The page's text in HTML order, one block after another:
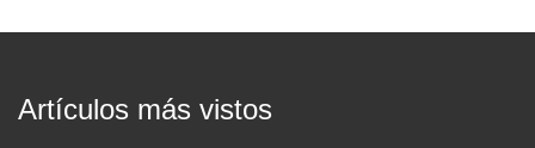
Artículos más vistos